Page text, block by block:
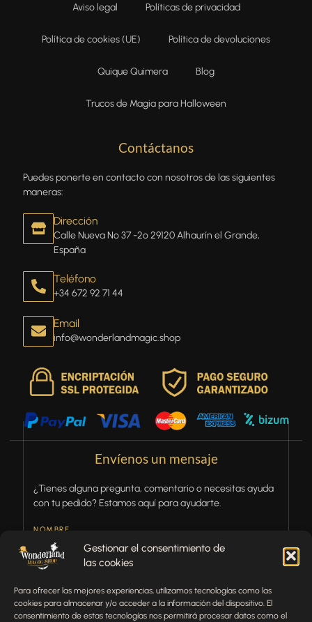
Gestionar el consentimiento de
las cookies
Para ofrecer las mejores experiencias, utilizamos tecnologías como las
cookies para almacenar y/o acceder a la información del dispositivo. El
consentimiento de estas tecnologías nos permitirá procesar datos como el
Contáctanos
Puedes ponerte en contacto con nosotros de las siguientes
maneras:
Dirección
Calle Nueva Nº 37 -2º 29120 Alhaurín el Grande,
España
Teléfono
+34 672 92 71 44
Email
info@wonderlandmagic.shop
Aviso legal Políticas de privacidad
Política de cookies (UE) Política de devoluciones
Quique Quimera Blog
Trucos de Magia para Halloween
Envíenos un mensaje
¿Tienes alguna pregunta, comentario o necesitas ayuda
con tu pedido? Estamos aquí para ayudarte.
NOMBRE